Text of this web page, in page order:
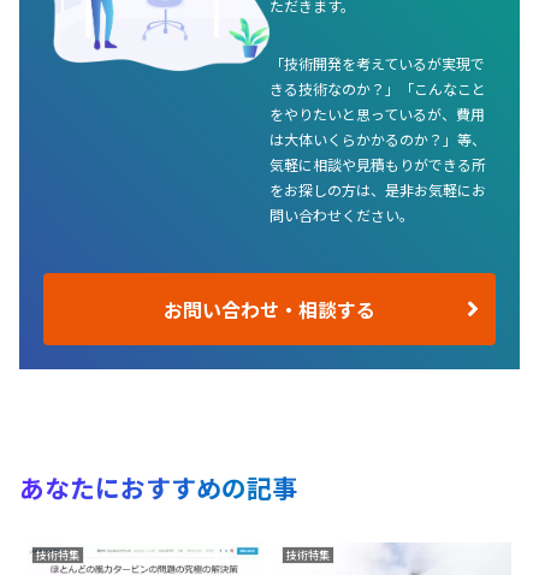
ただきます。
「技術開発を考えているが実現で
きる技術なのか？」「こんなこと
をやりたいと思っているが、費用
は大体いくらかかるのか？」等、
気軽に相談や見積もりができる所
をお探しの方は、是非お気軽にお
問い合わせください。
お問い合わせ・相談する
あなたにおすすめの記事
技術特集 技術特集